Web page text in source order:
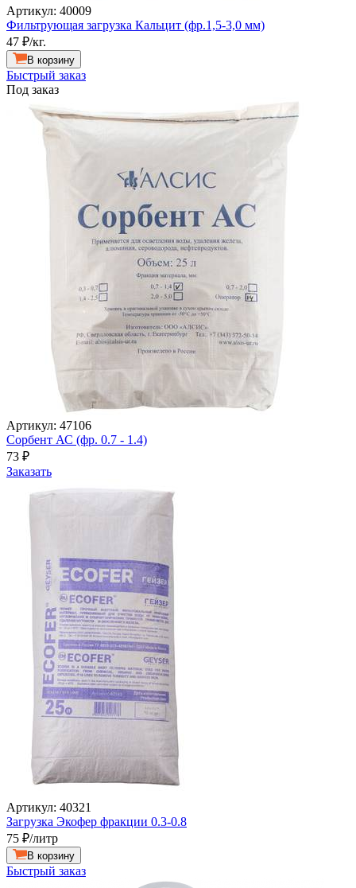
Артикул: 40009
Фильтрующая загрузка Кальцит (фр.1,5-3,0 мм)
47 ₽/кг.
В корзину
Быстрый заказ
Под заказ
Артикул: 47106
Сорбент АС (фр. 0.7 - 1.4)
73 ₽
Заказать
Артикул: 40321
Загрузка Экофер фракции 0.3-0.8
75 ₽/литр
В корзину
Быстрый заказ